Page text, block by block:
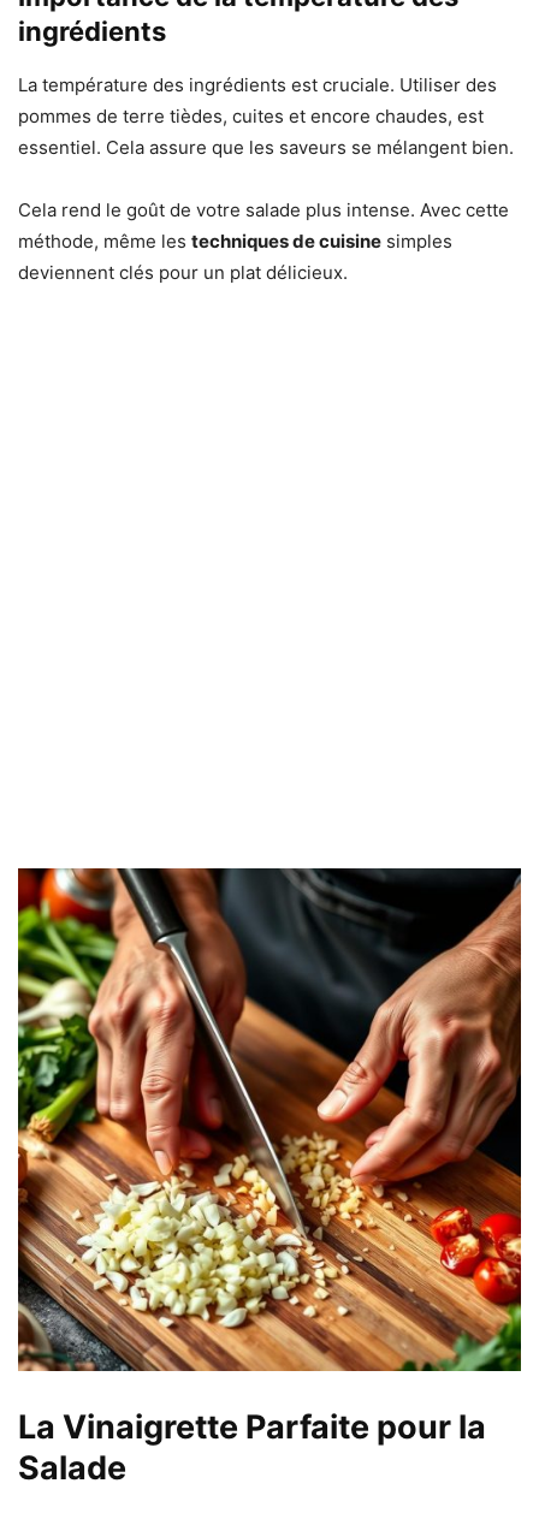
ingrédients
La température des ingrédients est cruciale. Utiliser des
pommes de terre tièdes, cuites et encore chaudes, est
essentiel. Cela assure que les saveurs se mélangent bien.
Cela rend le goût de votre salade plus intense. Avec cette
méthode, même les techniques de cuisine simples
deviennent clés pour un plat délicieux.
La Vinaigrette Parfaite pour la
Salade